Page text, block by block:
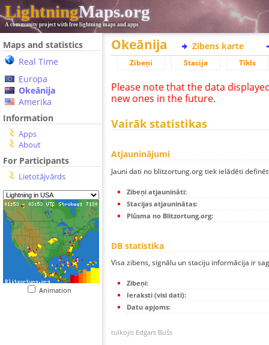
LightningMaps.org
A community project with free lightning maps and apps
Maps and statistics
Real Time
Europa
Okeānija
Amerika
Information
Apps
About
For Participants
Lietotājvārds
Animation
Okeānija Zibens karte
Zibeņi Stacija Tīkls
Please note that the data
new ones in the future.
Vairāk statistikas
Atjauninājumi
Jauni dati no blitzortung.org tiek ielādēti
Zibeņi atjaunināti:
Stacijas atjauninātas:
Plūsma no Blitzortung.org:
DB statistika
Visa zibens, signālu un staciju informācija ir
Zibeņi:
Ieraksti (visi dati):
Datu apjoms:
tulkojis Edgars Bušs